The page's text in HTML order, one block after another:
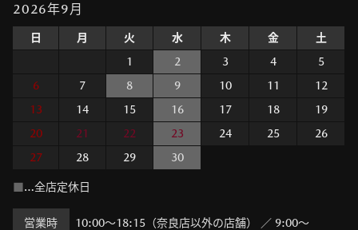
2026年9月
日 月 火 水 木 金
土
1
2 3 4
5
6
7 8 9 10 11
12
13
14 15 16 17 18
19
20
21 22 23 24 25
26
27
28 29 30
■…全店定休日
営業時
10:00～18:15（奈良店以外の店舗） ／ 9:00～